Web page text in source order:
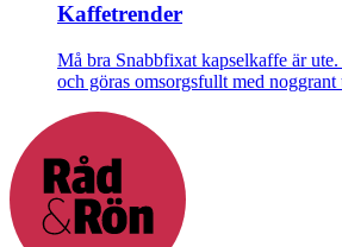
Kaffetrender
Må bra Snabbfixat kapselkaffe är
och göras omsorgsfullt med noggrant